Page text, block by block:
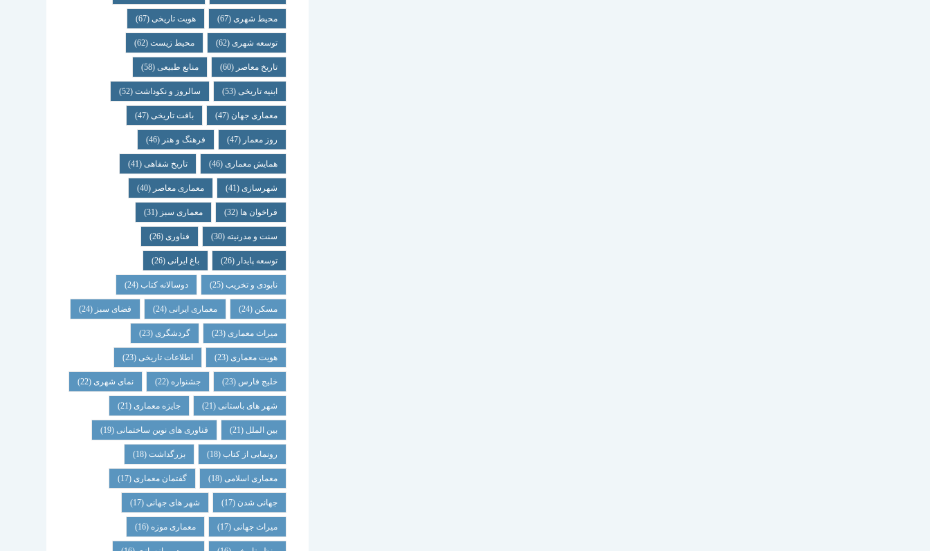
محیط شهری(67) هویت تاریخی(67)
توسعه شهری(62) محیط زیست(62)
تاریخ معاصر (60) منابع طبیعی(58)
ابنیه تاریخی(53) سالروز و نکوداشت(52)
معماری جهان (47) بافت تاریخی(47)
روز معمار (47) فرهنگ و هنر (46)
همایش معماری(46) تاریخ شفاهی(41)
شهرسازی(41) معماری معاصر (40)
فراخوان ها (32) معماری سبز (31)
سنت و مدرنیته (30) فناوری(26)
توسعه پایدار (26) باغ ایرانی(26)
نابودی و تخریب(25) دوسالانه کتاب(24)
مسکن (24) معماری ایرانی(24) فضای سبز (24)
میراث معماری(23) گردشگری(23)
هویت معماری(23) اطلاعات تاریخی(23)
خلیج فارس (23) جشنواره (22) نمای شهری(22)
شهر های باستانی(21) جایزه معماری(21)
بین الملل (21) فناوری های نوین ساختمانی(19)
رونمایی از کتاب(18) بزرگداشت(18)
معماری اسلامی(18) گفتمان معماری(17)
جهانی شدن (17) شهر های جهانی(17)
میراث جهانی(17) معماری موزه (16)